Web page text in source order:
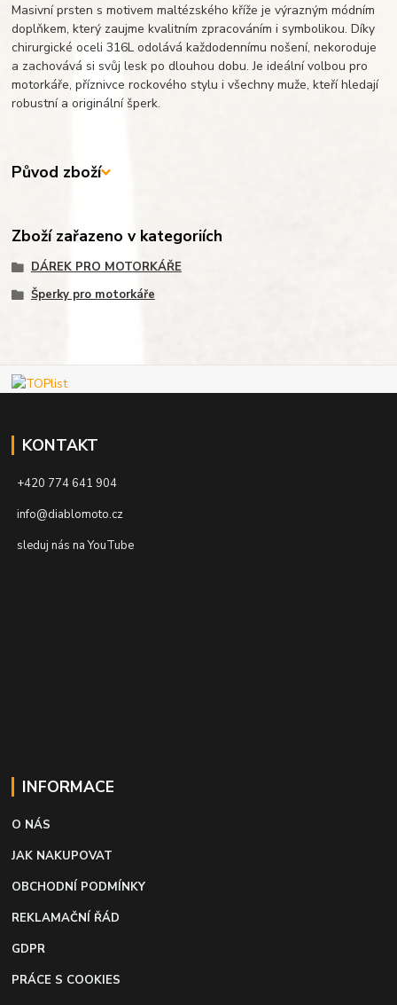
Masivní prsten s motivem maltézského kříže je výrazným módním
doplňkem, který zaujme kvalitním zpracováním i symbolikou. Díky
chirurgické oceli 316L odolává každodennímu nošení, nekoroduje
a zachovává si svůj lesk po dlouhou dobu. Je ideální volbou pro
motorkáře, příznivce rockového stylu i všechny muže, kteří hledají
robustní a originální šperk.
Původ zboží
Zboží zařazeno v kategoriích
DÁREK PRO MOTORKÁŘE
Šperky pro motorkáře
KONTAKT
+420 774 641 904
info@diablomoto.cz
sleduj nás na YouTube
INFORMACE
O NÁS
JAK NAKUPOVAT
OBCHODNÍ PODMÍNKY
REKLAMAČNÍ ŘÁD
GDPR
PRÁCE S COOKIES